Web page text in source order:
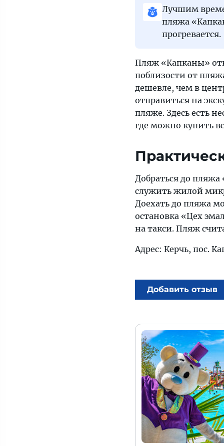
Лучшим
пляжа
прогревается.
Пляж «Капканы»
поблизости от
дешевле, чем в
отправиться на
пляже. Здесь есть
где можно купить
Добраться до
служить жилой
Доехать до пляжа
остановка «Цех
на такси. Пляж
Адрес: Керчь, пос.
Добавить отзыв